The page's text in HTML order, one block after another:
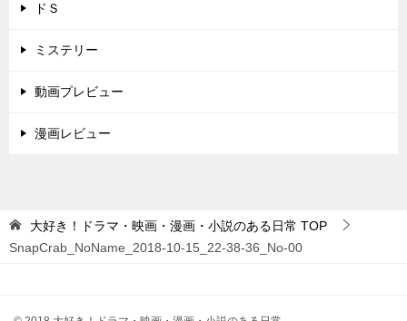
ドＳ
ミステリー
動画プレビュー
漫画レビュー
大好き！ドラマ・映画・漫画・小説のある日常 TOP
SnapCrab_NoName_2018-10-15_22-38-36_No-00